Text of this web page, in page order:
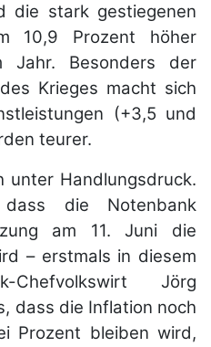
die stark gestiegenen
10,9 Prozent höher
Jahr. Besonders der
Krieges macht sich
(+3,5 und
teurer.
unter Handlungsdruck.
die Notenbank
am 11. Juni die
– erstmals in diesem
Chefvolkswirt Jörg
dass die Inflation noch
Prozent bleiben wird,